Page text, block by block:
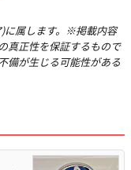
に属します。※掲載内容
真正性を保証するもので
備が生じる可能性がある